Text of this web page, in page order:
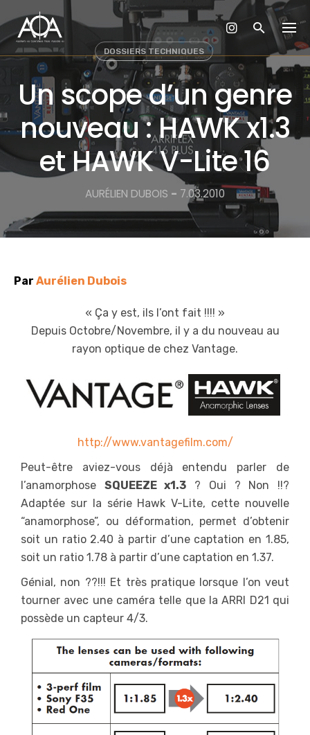
to
content
DOSSIERS TECHNIQUES
Un scope d’un genre
nouveau : HAWK x1.3
et HAWK V-Lite 16
AURÉLIEN DUBOIS - 7.03.2010
Par Aurélien Dubois
« Ça y est, ils l’ont fait !!!! »
Depuis Octobre/Novembre, il y a du nouveau au
rayon optique de chez Vantage.
http://www.vantagefilm.com/
Peut-être aviez-vous déjà entendu parler de
l’anamorphose SQUEEZE x1.3 ? Oui ? Non !!?
Adaptée sur la série Hawk V-Lite, cette nouvelle
“anamorphose”, ou déformation, permet d’obtenir
soit un ratio 2.40 à partir d’une captation en 1.85,
soit un ratio 1.78 à partir d’une captation en 1.37.
Génial, non ??!!! Et très pratique lorsque l’on veut
tourner avec une caméra telle que la ARRI D21 qui
possède un capteur 4/3.